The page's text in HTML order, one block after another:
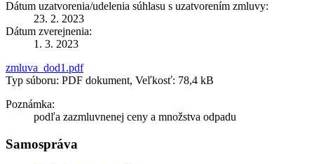
Dátum uzatvorenia/udelenia súhlasu s uzatvorením zmluvy:
23. 2. 2023
Dátum zverejnenia:
1. 3. 2023
zmluva_dod1.pdf
Typ súboru: PDF dokument, Veľkosť: 78,4 kB
Poznámka:
podľa zazmluvnenej ceny a množstva odpadu
Samospráva